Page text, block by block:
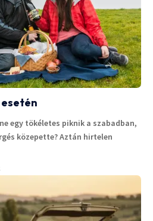
esetén
egy tökéletes piknik a szabadban,
közepette? Aztán hirtelen